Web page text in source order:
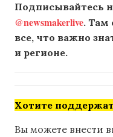
Подписывайтесь
@newsmakerlive. Там
все, что важно
и регионе.
Хотите
Вы можете внести